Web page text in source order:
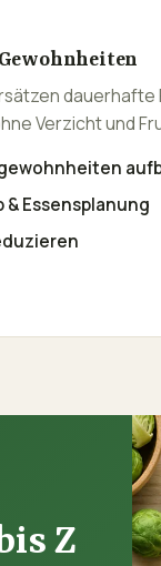
dauerhafte
Verzicht und
& Essensplanung
Z